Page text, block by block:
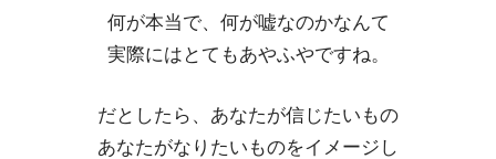
何が本当で、何が嘘なのかなんて
実際にはとてもあやふやですね。
だとしたら、あなたが信じたいもの
あなたがなりたいものをイメージし